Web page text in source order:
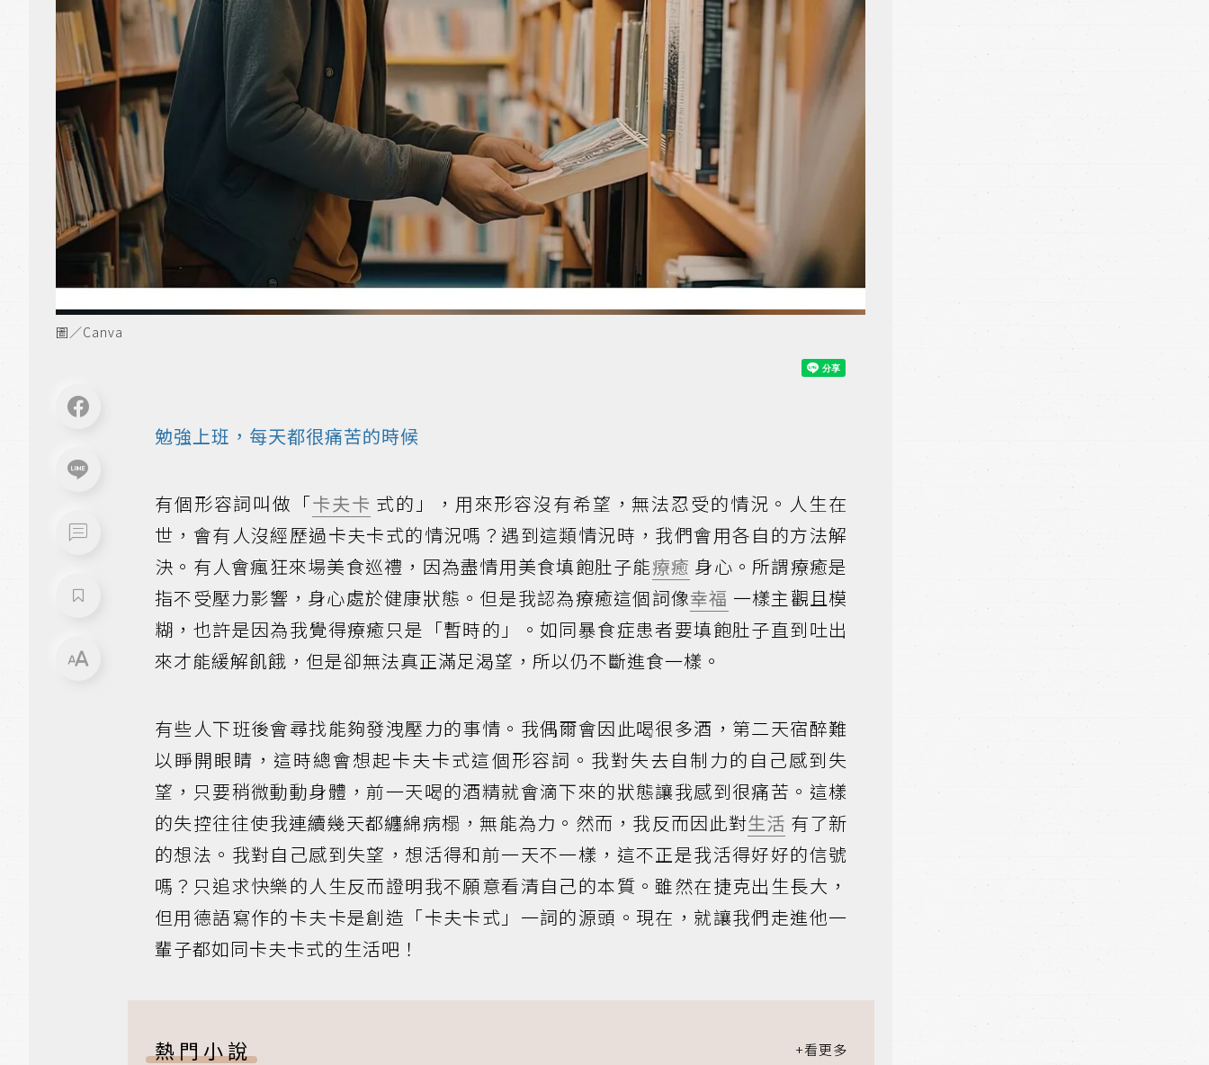
圖／Canva
勉強上班，每天都很痛苦的時候
有個形容詞叫做「卡夫卡 式的」，用來形容沒有希望，無法忍受的情況。人生在
世，會有人沒經歷過卡夫卡式的情況嗎？遇到這類情況時，我們會用各自的方法解
決。有人會瘋狂來場美食巡禮，因為盡情用美食填飽肚子能療癒 身心。所謂療癒是
指不受壓力影響，身心處於健康狀態。但是我認為療癒這個詞像幸福 一樣主觀且模
糊，也許是因為我覺得療癒只是「暫時的」。如同暴食症患者要填飽肚子直到吐出
來才能緩解飢餓，但是卻無法真正滿足渴望，所以仍不斷進食一樣。
有些人下班後會尋找能夠發洩壓力的事情。我偶爾會因此喝很多酒，第二天宿醉難
以睜開眼睛，這時總會想起卡夫卡式這個形容詞。我對失去自制力的自己感到失
望，只要稍微動動身體，前一天喝的酒精就會滴下來的狀態讓我感到很痛苦。這樣
的失控往往使我連續幾天都纏綿病榻，無能為力。然而，我反而因此對生活 有了新
的想法。我對自己感到失望，想活得和前一天不一樣，這不正是我活得好好的信號
嗎？只追求快樂的人生反而證明我不願意看清自己的本質。雖然在捷克出生長大，
但用德語寫作的卡夫卡是創造「卡夫卡式」一詞的源頭。現在，就讓我們走進他一
輩子都如同卡夫卡式的生活吧！
熱門小說